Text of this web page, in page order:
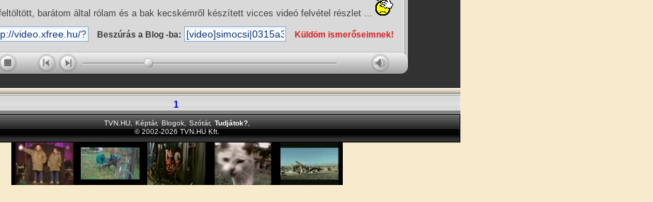
barátom által rólam és a bak kecskémről készített vicces videó felvétel részlet ...
Beszúrás a Blog -ba: Küldöm ismerőseimnek!
1
TVN.HU Képtár, Blogok Szótár, Tudjátok?
© 2002-2026 TVN.HU Kft.